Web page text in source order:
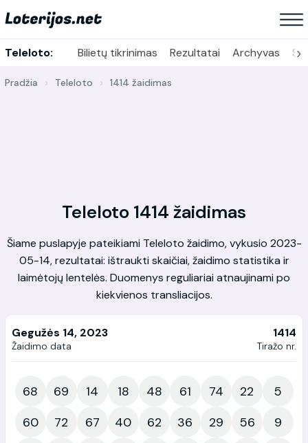
Teleloto: Bilietų tikrinimas Rezultatai Archyvas ›
Pradžia Teleloto 1414 žaidimas
Teleloto 1414 žaidimas
Šiame puslapyje pateikiami Teleloto žaidimo, vykusio 2023-
05-14, rezultatai: ištraukti skaičiai, žaidimo statistika ir
laimėtojų lentelės. Duomenys reguliariai atnaujinami po
kiekvienos transliacijos.
Gegužės 14, 2023
Žaidimo data
1414
Tiražo nr.
68 69 14 18 48 61 74 22
5
60
72 67 40 62 36 29 56
9